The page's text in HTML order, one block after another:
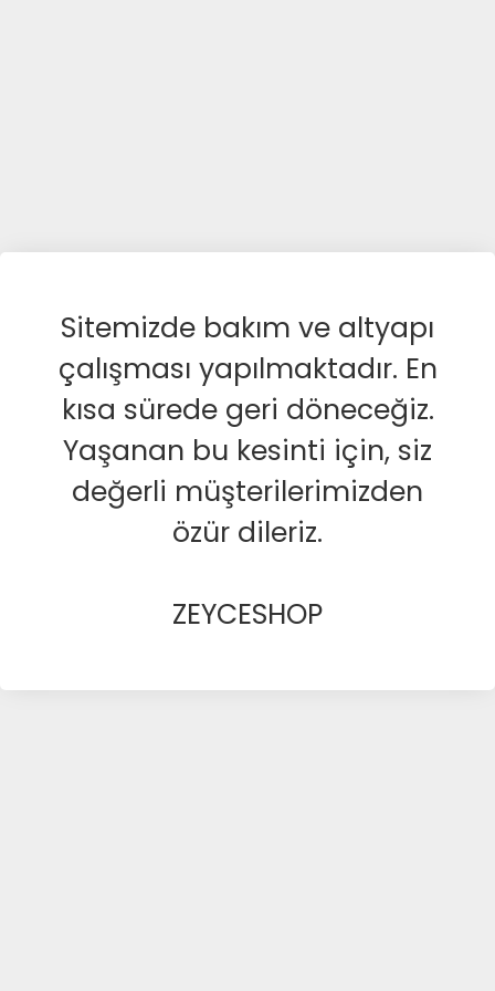
Sitemizde bakım ve altyapı
çalışması yapılmaktadır. En
kısa sürede geri döneceğiz.
Yaşanan bu kesinti için, siz
değerli müşterilerimizden
özür dileriz.
ZEYCESHOP